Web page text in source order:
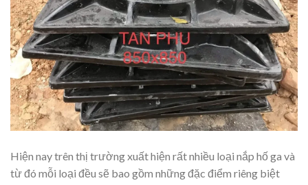
Hiện nay trên thị trường xuất hiện rất nhiều loại nắp hố ga và
từ đó mỗi loại đều sẽ bao gồm những đặc điểm riêng biệt